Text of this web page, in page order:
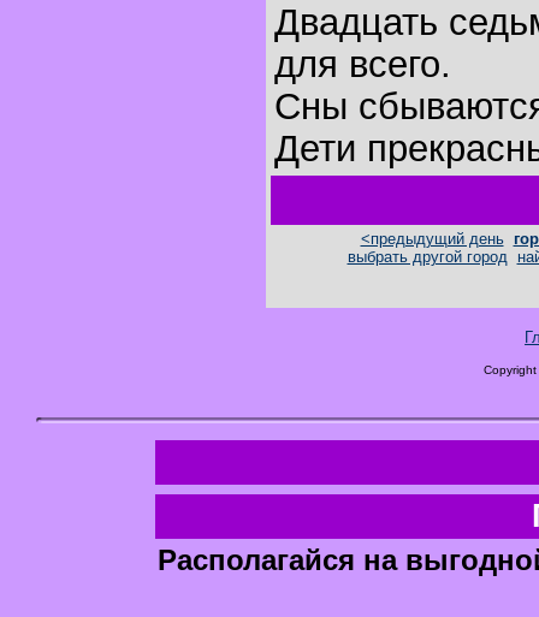
Двадцать
для всего.
Сны
Дети
<предыдущий день
выбрать другой город
Располагайся на